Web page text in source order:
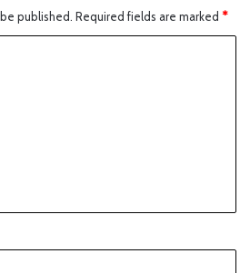
published. Required fields are marked *